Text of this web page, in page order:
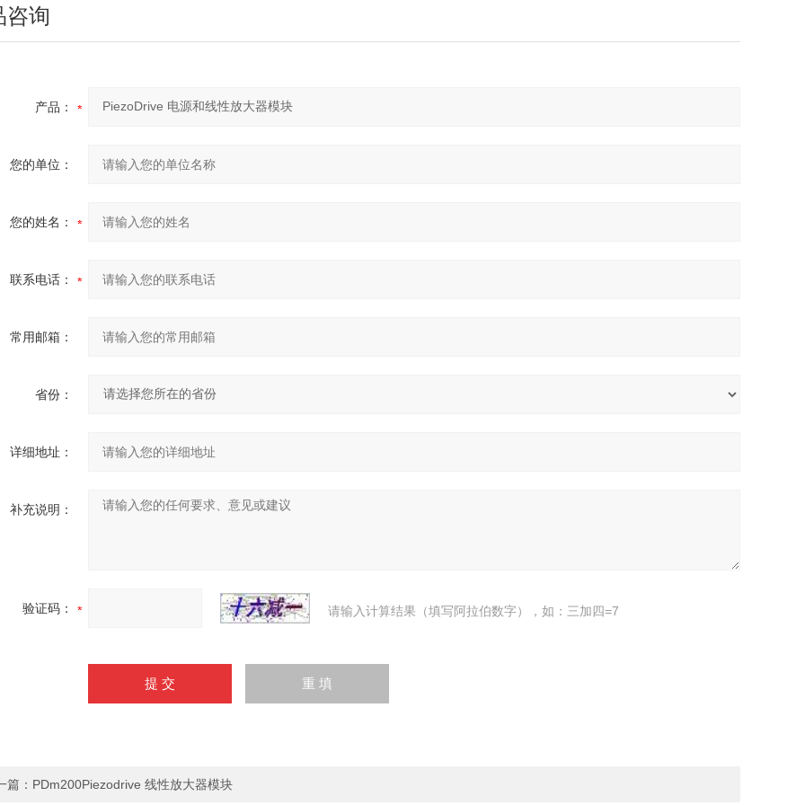
咨询
产品：
您的单位：
您的姓名：
联系电话：
常用邮箱：
省份：
详细地址：
补充说明：
验证码： 请输入计算结果（填写阿拉伯数字），如：三加四=7
篇： PDm200Piezodrive 线性放大器模块